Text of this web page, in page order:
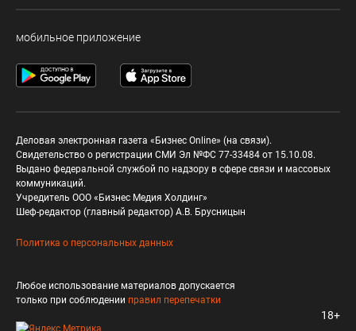
мобильное приложение
Деловая электронная газета «Бизнес Online» (на связи).
Свидетельство о регистрации СМИ Эл №ФС 77-33484 от 15.10.08.
Выдано федеральной службой по надзору в сфере связи и массовых
коммуникаций.
Учредитель ООО «Бизнес Медия Холдинг»
Шеф-редактор (главный редактор) А.В. Брусницын
Политика о персональных данных
Любое использование материалов допускается
только при соблюдении правил перепечатки
18+